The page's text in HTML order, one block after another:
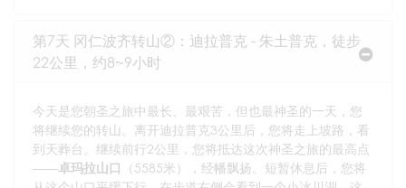
第7天 冈仁波齐转山②：迪拉普克 - 朱土普克，徒步
22公里，约8~9小时
今天是您朝圣之旅中最长、最艰苦，但也最神圣的一天，您
将继续您的转山。离开迪拉普克3公里后，您将走上坡路，看
到天葬台。继续前行2公里，您将抵达这次神圣之旅的最高点
——卓玛拉山口
（5585米），经幡飘扬。短暂休息后，您将